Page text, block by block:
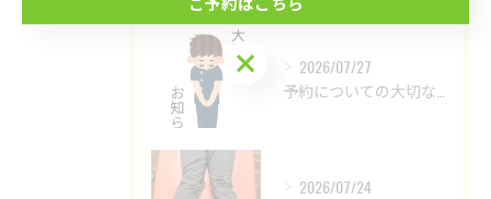
2026/07/27
2026/07/24
ご予約はこちら